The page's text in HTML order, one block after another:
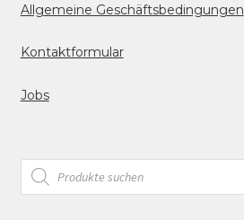
Allgemeine Geschäftsbedingungen
Kontaktformular
Jobs
Products
search